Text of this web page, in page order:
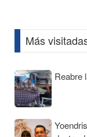
Más
Reabre